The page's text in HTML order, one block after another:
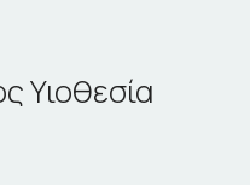
Υιοθεσία